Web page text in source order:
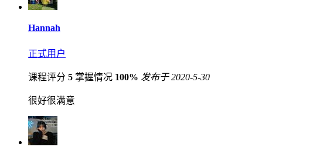
Hannah
正式用户
课程评分 5 掌握情况 100% 发布于 2020-5-30
很好很满意